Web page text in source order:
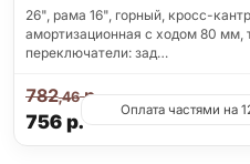
26", рама 16", горный, кросс-
амортизационная с ходом 80 мм,
переключатели: зад…
756р.
782,46р.
Оплата частями на